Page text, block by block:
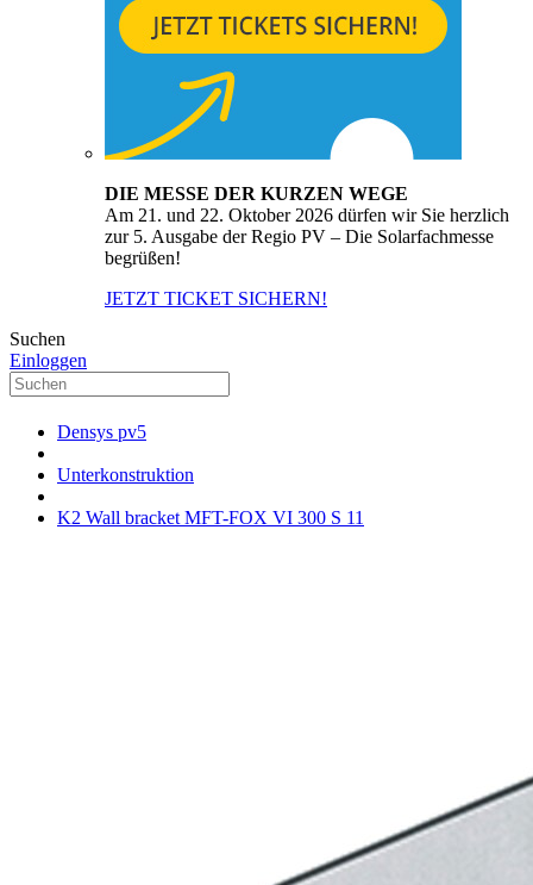
DIE MESSE DER KURZEN WEGE
Am 21. und 22. Oktober 2026 dürfen wir Sie herzlich
zur 5. Ausgabe der Regio PV – Die Solarfachmesse
begrüßen!
JETZT TICKET SICHERN!
Suchen
Einloggen
Densys pv5
Unterkonstruktion
K2 Wall bracket MFT-FOX VI 300 S 11